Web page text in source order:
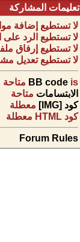
تعليمات المشاركة
لا تستطيع إضافة
لا تستطيع الرد على
لا تستطيع إرفاق
لا تستطيع تعديل
BB code is
متاحة
الابتسامات متاحة
كود [IMG]
معطلة
كود HTML
معطلة
Forum Rules